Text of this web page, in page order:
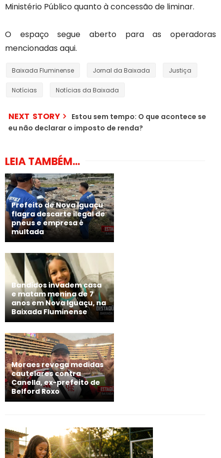
Ministério Público quanto à concessão de liminar.
O espaço segue aberto para as operadoras
mencionadas aqui.
Baixada Fluminense Jornal da Baixada Justiça
Notícias Notícias da Baixada
NEXT STORY
Estou sem tempo: O que acontece se
eu não declarar o imposto de renda?
LEIA TAMBÉM...
Prefeito de Nova Iguaçu
flagra descarte ilegal de
pneus e empresa é
multada
Bandidos invadem casa
e matam menina de 7
anos em Nova Iguaçu, na
Baixada Fluminense
Moraes revoga medidas
cautelares contra
Canella, ex-prefeito de
Belford Roxo